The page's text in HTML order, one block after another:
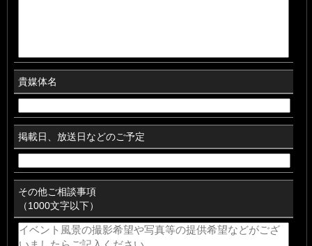
貴媒体名
掲載日、放送日などのご予定
その他ご相談事項
（1000文字以下）